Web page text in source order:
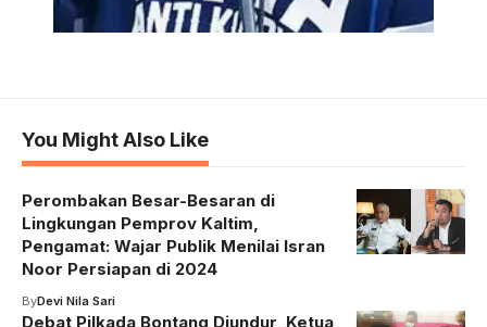
You Might Also Like
Perombakan Besar-Besaran di
Lingkungan Pemprov Kaltim,
Pengamat: Wajar Publik Menilai Isran
Noor Persiapan di 2024
ByDevi Nila Sari
Debat Pilkada Bontang Diundur, Ketua